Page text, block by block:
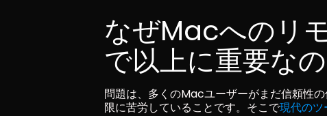
なぜMacへのリ
で以上に重要な
問題は、多くのMacユーザーがまだ信頼性
限に苦労していることです。そこで現代のツ